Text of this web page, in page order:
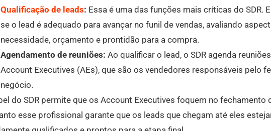
Qualificação de leads: Essa é uma das funções mais críticas do SDR.
se o lead é adequado para avançar no funil de vendas, avaliando
necessidade, orçamento e prontidão para a compra.
Agendamento de reuniões: Ao qualificar o lead, o SDR agenda
Account Executives (AEs), que são os vendedores responsáveis pelo
negócio.
do SDR permite que os Account Executives foquem no fechamento
esse profissional garante que os leads que chegam até eles